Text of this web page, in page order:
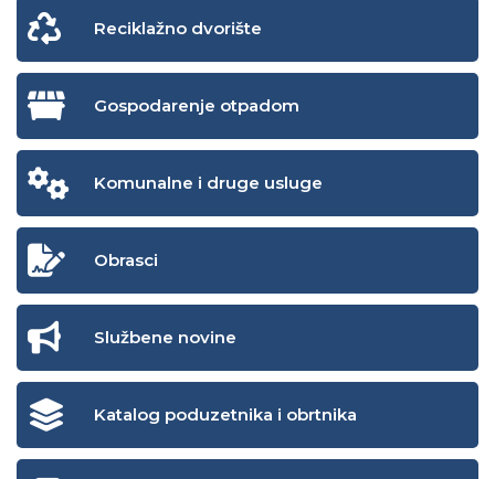
Reciklažno dvorište
Gospodarenje otpadom
Komunalne i druge usluge
Obrasci
Službene novine
Katalog poduzetnika i obrtnika